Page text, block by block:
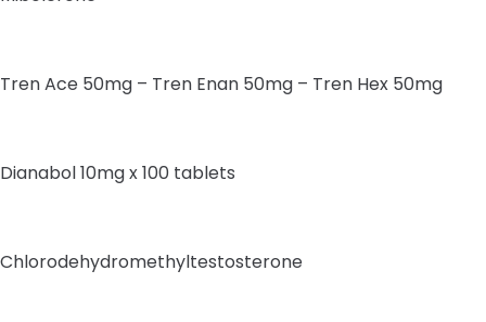
Tren Ace 50mg – Tren Enan 50mg – Tren Hex 50mg
Dianabol 10mg x 100 tablets
Chlorodehydromethyltestosterone